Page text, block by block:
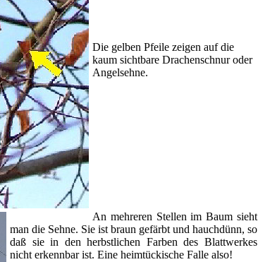
Die gelben Pfeile zeigen auf die
kaum sichtbare Drachenschnur oder
Angelsehne.
An mehreren Stellen im Baum sieht
man die Sehne. Sie ist braun gefärbt und hauchdünn, so
daß sie in den herbstlichen Farben des Blattwerkes
nicht erkennbar ist. Eine heimtückische Falle also!